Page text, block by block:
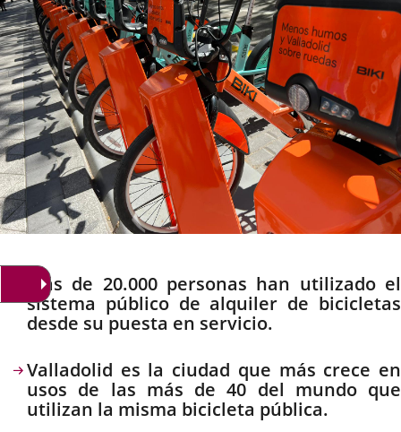
Descripción
Más de 20.000 personas han utilizado el
sistema público de alquiler de bicicletas
desde su puesta en servicio.
Valladolid es la ciudad que más crece en
usos de las más de 40 del mundo que
utilizan la misma bicicleta pública.